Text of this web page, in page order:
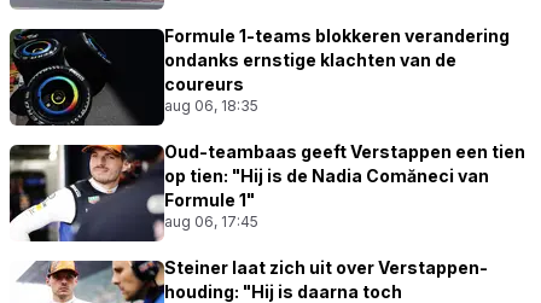
Formule 1-teams blokkeren verandering
ondanks ernstige klachten van de
coureurs
aug 06, 18:35
Oud-teambaas geeft Verstappen een tien
op tien: "Hij is de Nadia Comăneci van
Formule 1"
aug 06, 17:45
Steiner laat zich uit over Verstappen-
houding: "Hij is daarna toch